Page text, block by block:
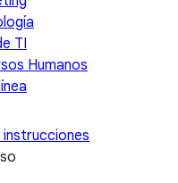
TI
Humanos